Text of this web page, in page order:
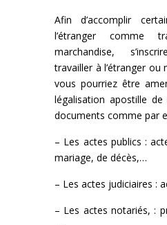
Afin d’accomplir
l’étranger comme
marchandise,
travailler à l’étranger ou
vous pourriez être
légalisation apostille
documents comme par
– Les actes publics :
mariage, de décès,…
– Les actes judiciaires :
– Les actes notariés, :